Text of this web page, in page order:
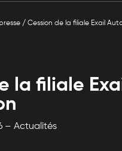
/ Cession de la filiale Exail
la filiale
– Actualités